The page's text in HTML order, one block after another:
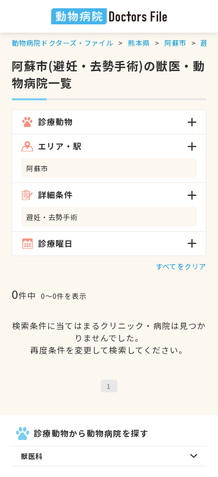
動物病院ドクターズ・ファイル 熊本県 阿蘇市 避妊
阿蘇市(避妊・去勢手術)の獣医・動
物病院一覧
診療動物
エリア・駅
阿蘇市
詳細条件
避妊・去勢手術
診療曜日
すべてをクリア
0件中 0〜0件を表示
検索条件に当てはまるクリニック・病院は見つか
りませんでした。
再度条件を変更して検索してください。
1
診療動物から動物病院を探す
獣医科